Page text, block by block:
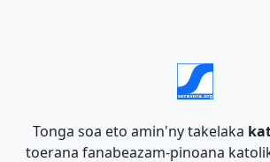
Tonga soa eto amin'ny takelaka
toerana fanabeazam-pinoana